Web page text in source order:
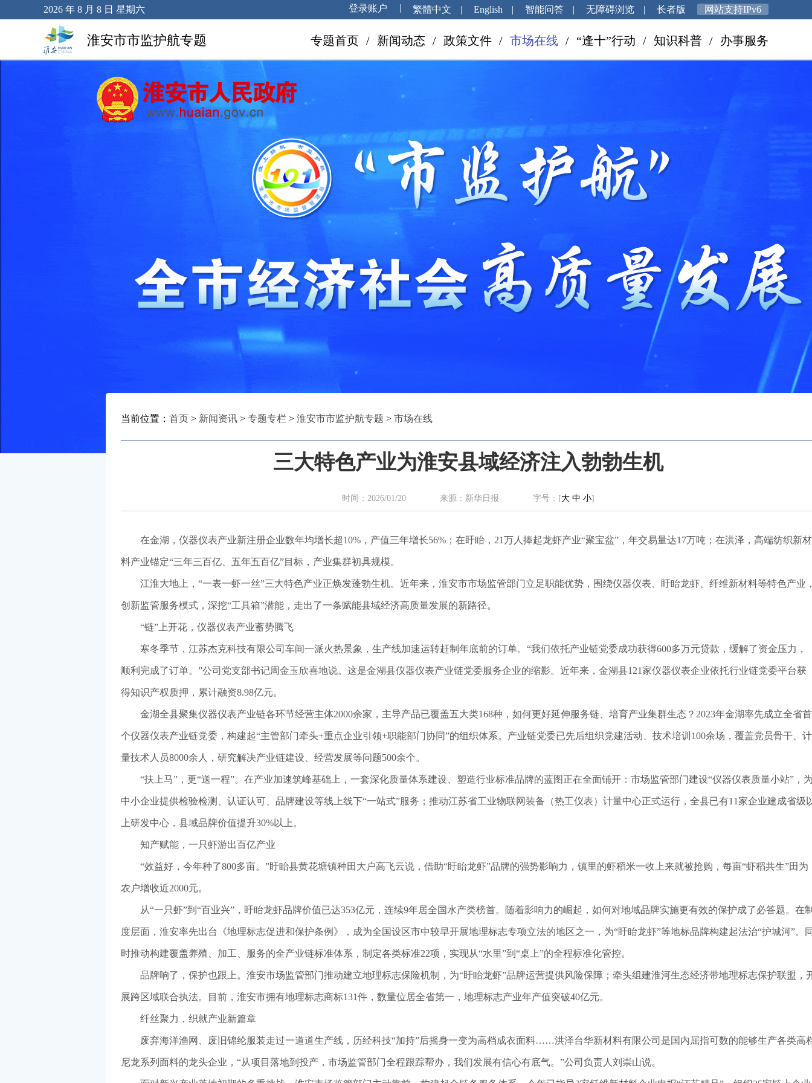
2026 年 8 月 8 日 星期六 繁體中文 | English | 智能问答 | 无障碍浏览 | 长者版 网站支持IPv6
淮安市市监护航专题 专题首页 / 新闻动态 / 政策文件 / 市场在线 / “逢十”行动 / 知识科普 / 办事服务
当前位置： 首页 > 新闻资讯 > 专题专栏 > 淮安市市监护航专题 > 市场在线
三大特色产业为淮安县域经济注入勃勃生机
时间：2026/01/20 来源：新华日报 字号：[大 中 小]
在金湖，仪器仪表产业新注册企业数年均增长超10%，产值三年增长56%；在盱眙，21万人捧起龙虾产业“聚宝盆”，年交易量达17万吨；在洪泽，高端纺织新材
料产业锚定“三年三百亿、五年五百亿”目标，产业集群初具规模。
江淮大地上，“一表一虾一丝”三大特色产业正焕发蓬勃生机。近年来，淮安市市场监管部门立足职能优势，围绕仪器仪表、盱眙龙虾、纤维新材料等特色产业
创新监管服务模式，深挖“工具箱”潜能，走出了一条赋能县域经济高质量发展的新路径。
“链”上开花，仪器仪表产业蓄势腾飞
寒冬季节，江苏杰克科技有限公司车间一派火热景象，生产线加速运转赶制年底前的订单。“我们依托产业链党委成功获得600多万元贷款，缓解了资金压力，
顺利完成了订单。”公司党支部书记周金玉欣喜地说。这是金湖县仪器仪表产业链党委服务企业的缩影。近年来，金湖县121家仪器仪表企业依托行业链党委平台获
得知识产权质押，累计融资8.98亿元。
金湖全县聚集仪器仪表产业链各环节经营主体2000余家，主导产品已覆盖五大类168种，如何更好延伸服务链、培育产业集群生态？2023年金湖率先成立全省首
个仪器仪表产业链党委，构建起“主管部门牵头+重点企业引领+职能部门协同”的组织体系。产业链党委已先后组织党建活动、技术培训100余场，覆盖党员骨干、计
量技术人员8000余人，研究解决产业链建设、经营发展等问题500余个。
“扶上马”，更“送一程”。在产业加速筑峰基础上，一套深化质量体系建设、塑造行业标准品牌的蓝图正在全面铺开：市场监管部门建设“仪器仪表质量小站”，
中小企业提供检验检测、认证认可、品牌建设等线上线下“一站式”服务；推动江苏省工业物联网装备（热工仪表）计量中心正式运行，全县已有11家企业建成省级
上研发中心，县域品牌价值提升30%以上。
知产赋能，一只虾游出百亿产业
“效益好，今年种了800多亩。”盱眙县黄花塘镇种田大户高飞云说，借助“盱眙龙虾”品牌的强势影响力，镇里的虾稻米一收上来就被抢购，每亩“虾稻共生”田为
农户增收近2000元。
从“一只虾”到“百业兴”，盱眙龙虾品牌价值已达353亿元，连续9年居全国水产类榜首。随着影响力的崛起，如何对地域品牌实施更有效的保护成了必答题。在
度层面，淮安率先出台《地理标志促进和保护条例》，成为全国设区市中较早开展地理标志专项立法的地区之一，为“盱眙龙虾”等地标品牌构建起法治“护城河”。
时推动构建覆盖养殖、加工、服务的全产业链标准体系，制定各类标准22项，实现从“水里”到“桌上”的全程标准化管控。
品牌响了，保护也跟上。淮安市场监管部门推动建立地理标志保险机制，为“盱眙龙虾”品牌运营提供风险保障；牵头组建淮河生态经济带地理标志保护联盟，
展跨区域联合执法。目前，淮安市拥有地理标志商标131件，数量位居全省第一，地理标志产业年产值突破40亿元。
纤丝聚力，织就产业新篇章
废弃海洋渔网、废旧锦纶服装走过一道道生产线，历经科技“加持”后摇身一变为高档成衣面料……洪泽台华新材料有限公司是国内屈指可数的能够生产各类高
尼龙系列面料的龙头企业，“从项目落地到投产，市场监管部门全程跟踪帮办，我们发展有信心有底气。”公司负责人刘崇山说。